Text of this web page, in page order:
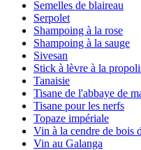
Semelles de blaireau
Serpolet
Shampoing à la rose
Shampoing à la sauge
Sivesan
Stick à lèvre à la
Tanaisie
Tisane de l'abbaye de
Tisane pour les nerfs
Topaze impériale
Vin à la cendre de bois
Vin au Galanga